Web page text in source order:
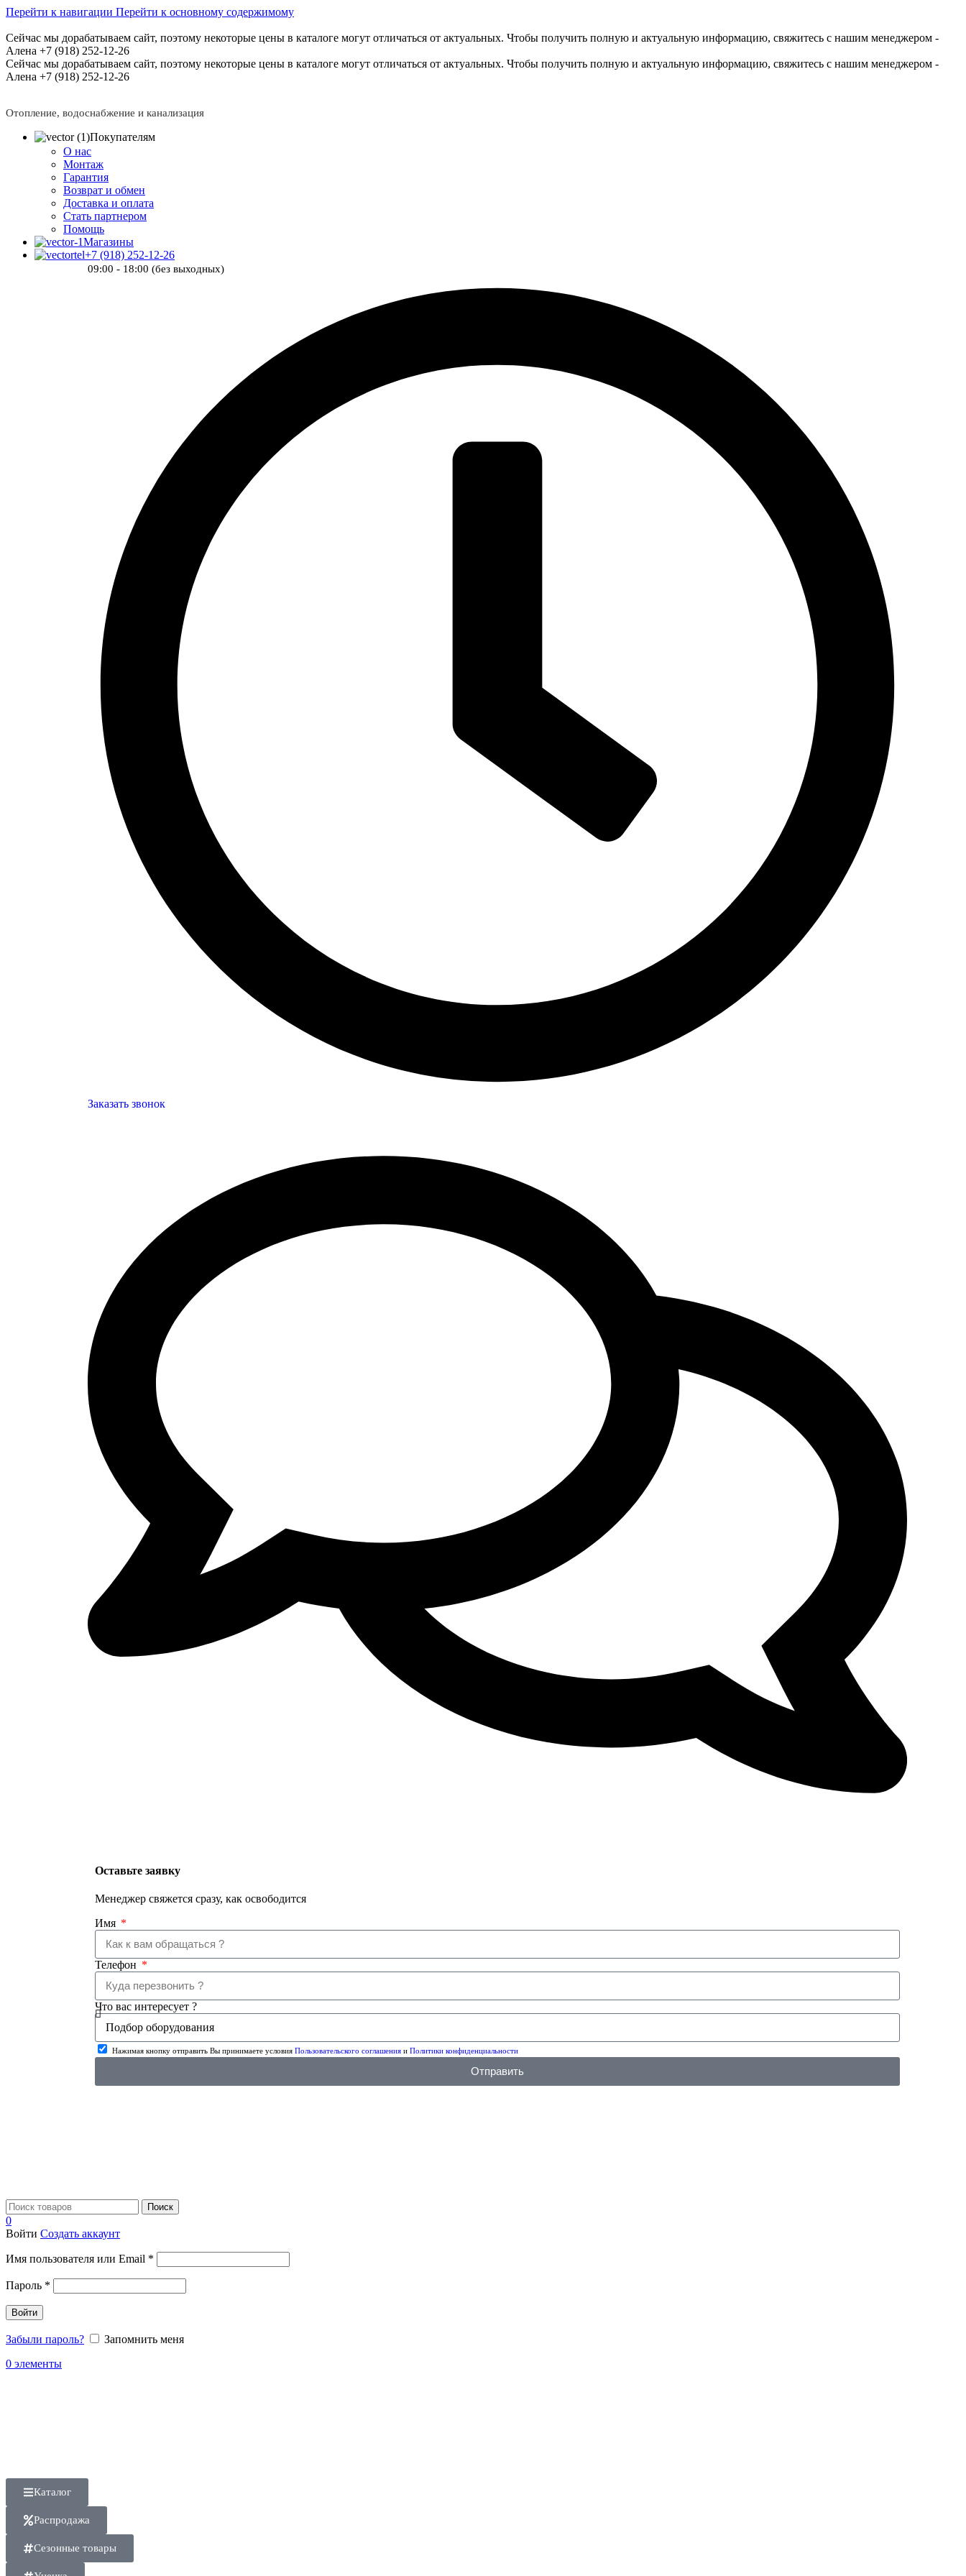
Перейти к навигации Перейти к основному содержимому
Сейчас мы дорабатываем сайт, поэтому некоторые цены в каталоге могут отличаться от актуальных. Чтобы получить полную и актуальную информацию, свяжитесь с нашим менеджером -
Алена +7 (918) 252-12-26
Сейчас мы дорабатываем сайт, поэтому некоторые цены в каталоге могут отличаться от актуальных. Чтобы получить полную и актуальную информацию, свяжитесь с нашим менеджером -
Алена +7 (918) 252-12-26
Отопление, водоснабжение и канализация
Покупателям
О нас
Монтаж
Гарантия
Возврат и обмен
Доставка и оплата
Стать партнером
Помощь
Магазины
+7 (918) 252-12-26
09:00 - 18:00 (без выходных)
Заказать звонок
Оставьте заявку
Менеджер свяжется сразу, как освободится
Имя
Телефон
Что вас интересует ?
Нажимая кнопку отправить Вы принимаете условия Пользовательского соглашения и Политики конфиденциальности
Отправить
Поиск
0
Войти Создать аккаунт
Имя пользователя или Email *
Пароль *
Войти
Забыли пароль?
Запомнить меня
0 элементы
Каталог
Распродажа
Сезонные товары